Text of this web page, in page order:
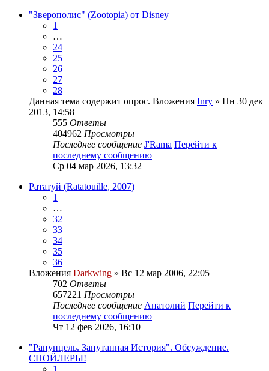
"Зверополис" (Zootopia) от Disney
1
…
24
25
26
27
28
Данная тема содержит опрос. Вложения Inry » Пн 30 дек
2013, 14:58
555 Ответы
404962 Просмотры
Последнее сообщение J'Rama Перейти к
последнему сообщению
Ср 04 мар 2026, 13:32
Рататуй (Ratatouille, 2007)
1
…
32
33
34
35
36
Вложения Darkwing » Вс 12 мар 2006, 22:05
702 Ответы
657221 Просмотры
Последнее сообщение Анатолий Перейти к
последнему сообщению
Чт 12 фев 2026, 16:10
"Рапунцель. Запутанная История". Обсуждение.
СПОЙЛЕРЫ!
1